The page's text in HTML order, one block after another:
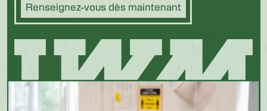
Renseignez-vous dès maintenant